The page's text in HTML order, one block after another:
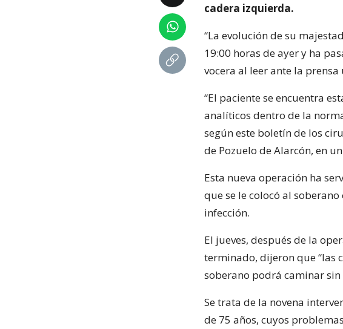
cadera izquierda.
“La evolución de su
19:00 horas de ayer y ha
vocera al leer ante la
“El paciente se encuentra
analíticos dentro de la
según este boletín de los
de Pozuelo de Alarcón, en
Esta nueva operación ha
que se le colocó al
infección.
El jueves, después de la
terminado, dijeron que “las
soberano podrá caminar sin
Se trata de la novena
de 75 años, cuyos